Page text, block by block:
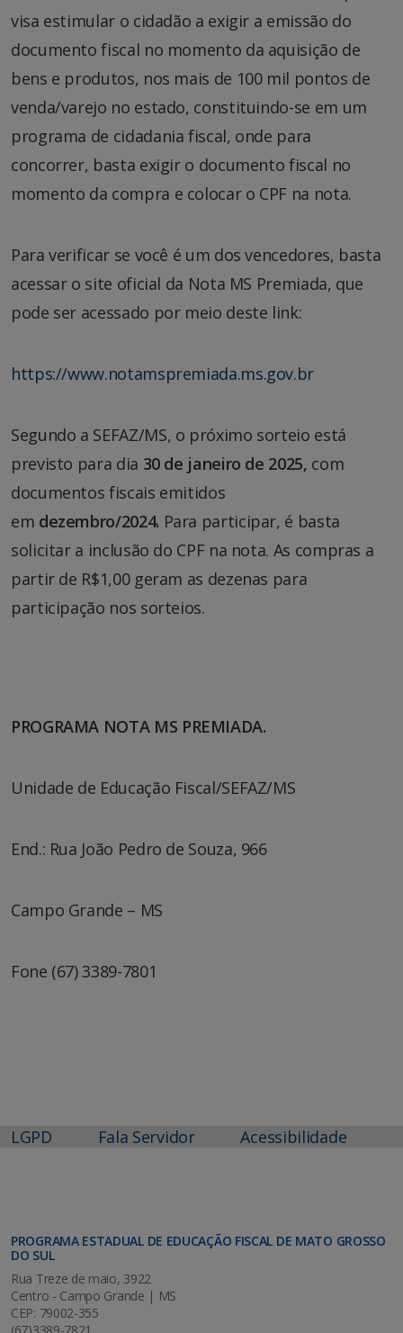
visa estimular o cidadão a exigir a emissão do
documento fiscal no momento da aquisição de
bens e produtos, nos mais de 100 mil pontos de
venda/varejo no estado, constituindo-se em um
programa de cidadania fiscal, onde para
concorrer, basta exigir o documento fiscal no
momento da compra e colocar o CPF na nota.
Para verificar se você é um dos vencedores, basta
acessar o site oficial da Nota MS Premiada, que
pode ser acessado por meio deste link:
https://www.notamspremiada.ms.gov.br
Segundo a SEFAZ/MS, o próximo sorteio está
previsto para dia 30 de janeiro de 2025, com
documentos fiscais emitidos
em dezembro/2024. Para participar, é basta
solicitar a inclusão do CPF na nota. As compras a
partir de R$1,00 geram as dezenas para
participação nos sorteios.
PROGRAMA NOTA MS PREMIADA.
Unidade de Educação Fiscal/SEFAZ/MS
End.: Rua João Pedro de Souza, 966
Campo Grande – MS
Fone (67) 3389-7801
LGPD Fala Servidor Acessibilidade
PROGRAMA ESTADUAL DE EDUCAÇÃO FISCAL DE MATO GROSSO
DO SUL
Rua Treze de maio, 3922
Centro - Campo Grande | MS
CEP: 79002-355